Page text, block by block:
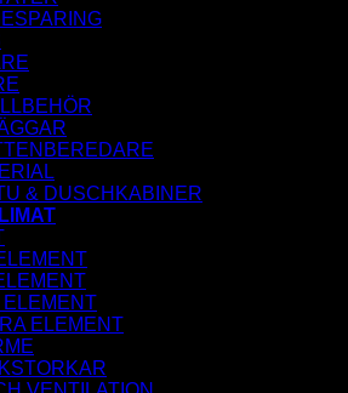
& DUSCHKABINER
ELEMENT
ELEMENT